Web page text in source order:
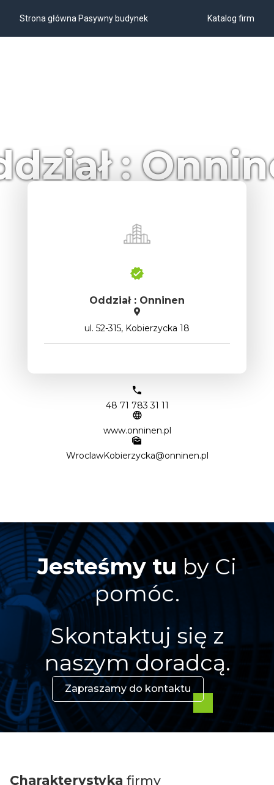
Strona główna Pasywny budynek Katalog firm
:
Oddział : Onninen
ul. 52-315, Kobierzycka 18
48 71 783 31 11
www.onninen.pl
WroclawKobierzycka@onninen.pl
Jesteśmy tu by Ci
pomóc.
Skontaktuj się z
naszym doradcą.
Zapraszamy do kontaktu
Charakterystyka firmy